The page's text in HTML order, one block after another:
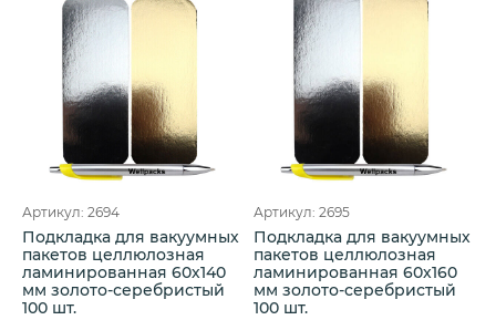
Артикул: 2694
Подкладка для вакуумных
пакетов целлюлозная
ламинированная 60х140
мм золото-серебристый
100 шт.
Артикул: 2695
Подкладка для вакуумных
пакетов целлюлозная
ламинированная 60х160
мм золото-серебристый
100 шт.